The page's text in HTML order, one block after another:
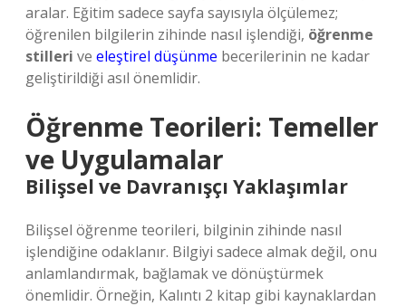
aralar. Eğitim sadece sayfa sayısıyla ölçülemez;
öğrenilen bilgilerin zihinde nasıl işlendiği, öğrenme
stilleri ve eleştirel düşünme becerilerinin ne kadar
geliştirildiği asıl önemlidir.
Öğrenme Teorileri: Temeller
ve Uygulamalar
Bilişsel ve Davranışçı Yaklaşımlar
Bilişsel öğrenme teorileri, bilginin zihinde nasıl
işlendiğine odaklanır. Bilgiyi sadece almak değil, onu
anlamlandırmak, bağlamak ve dönüştürmek
önemlidir. Örneğin, Kalıntı 2 kitap gibi kaynaklardan